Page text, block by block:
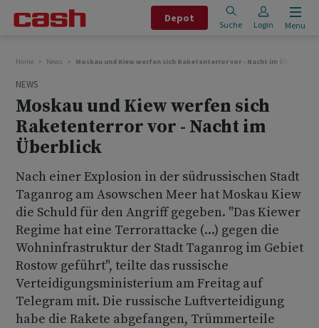
Depot
Suche Login Menu
Home News Moskau und Kiew werfen sich Raketenterror vor - Nacht im Überblick
NEWS
Moskau und Kiew werfen sich
Raketenterror vor - Nacht im
Überblick
Nach einer Explosion in der südrussischen Stadt
Taganrog am Asowschen Meer hat Moskau Kiew
die Schuld für den Angriff gegeben. "Das Kiewer
Regime hat eine Terrorattacke (...) gegen die
Wohninfrastruktur der Stadt Taganrog im Gebiet
Rostow geführt", teilte das russische
Verteidigungsministerium am Freitag auf
Telegram mit. Die russische Luftverteidigung
habe die Rakete abgefangen, Trümmerteile